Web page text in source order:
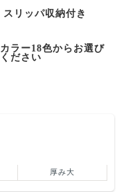
スリッパ収納付き
カラー18色からお選び
ください
厚み大